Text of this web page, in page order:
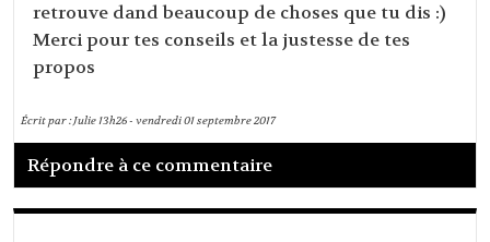
retrouve dand beaucoup de choses que tu dis :)
Merci pour tes conseils et la justesse de tes
propos
Écrit par :Julie13h26-vendredi 01septembre 2017
Répondre à ce commentaire